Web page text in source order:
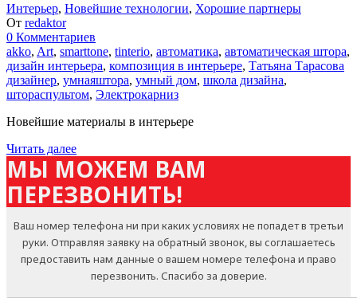
Интерьер, Новейшие технологии, Хорошие партнеры
От redaktor
0 Комментариев
akko, Art, smarttone, tinterio, автоматика, автоматическая штора,
дизайн интерьера, композиция в интерьере, Татьяна Тарасова
дизайнер, умнаяштора, умный дом, школа дизайна,
штораспультом, Электрокарниз
Новейшие материалы в интерьере
Читать далее
МЫ МОЖЕМ ВАМ
ПЕРЕЗВОНИТЬ!
Ваш номер телефона ни при каких условиях не попадет в третьи
руки. Отправляя заявку на обратный звонок, вы соглашаетесь
предоставить нам данные о вашем номере телефона и право
перезвонить. Спасибо за доверие.